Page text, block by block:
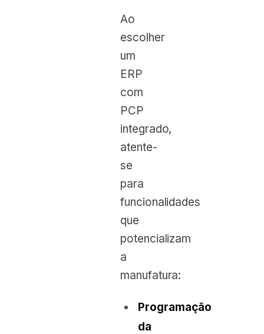
Ao
escolher
um
ERP
com
PCP
integrado,
atente-
se
para
funcionalidades
que
potencializam
a
manufatura:
Programação
da